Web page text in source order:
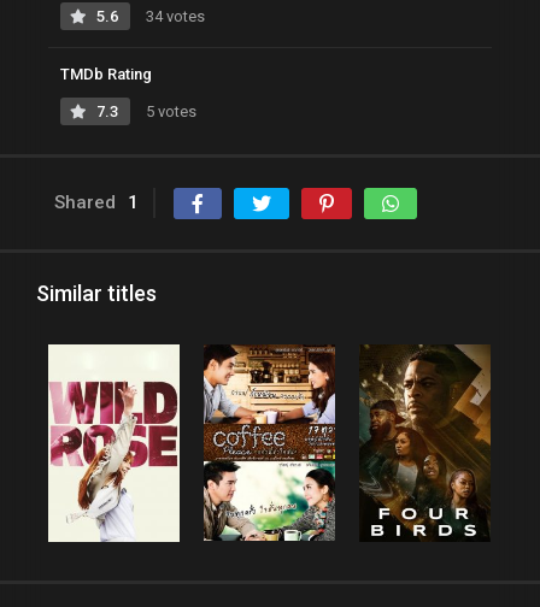
5.6 34 votes
TMDb Rating
7.3 5 votes
Shared 1
Similar titles